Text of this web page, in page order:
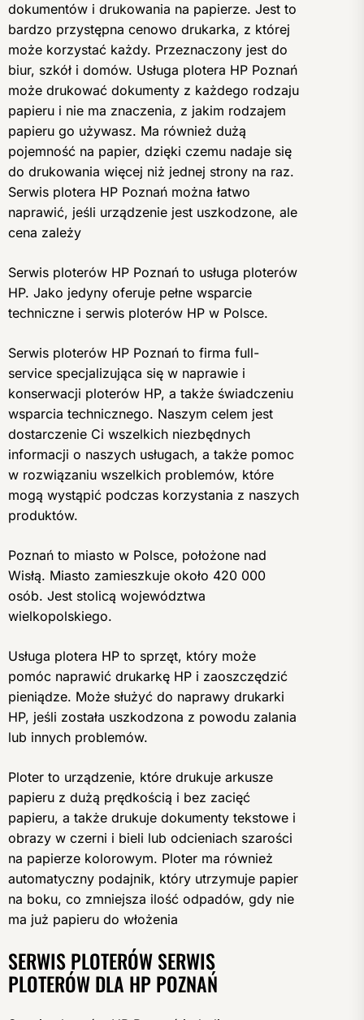
dokumentów i drukowania na papierze. Jest to
bardzo przystępna cenowo drukarka, z której
może korzystać każdy. Przeznaczony jest do
biur, szkół i domów. Usługa plotera HP Poznań
może drukować dokumenty z każdego rodzaju
papieru i nie ma znaczenia, z jakim rodzajem
papieru go używasz. Ma również dużą
pojemność na papier, dzięki czemu nadaje się
do drukowania więcej niż jednej strony na raz.
Serwis plotera HP Poznań można łatwo
naprawić, jeśli urządzenie jest uszkodzone, ale
cena zależy
Serwis ploterów HP Poznań to usługa ploterów
HP. Jako jedyny oferuje pełne wsparcie
techniczne i serwis ploterów HP w Polsce.
Serwis ploterów HP Poznań to firma full-
service specjalizująca się w naprawie i
konserwacji ploterów HP, a także świadczeniu
wsparcia technicznego. Naszym celem jest
dostarczenie Ci wszelkich niezbędnych
informacji o naszych usługach, a także pomoc
w rozwiązaniu wszelkich problemów, które
mogą wystąpić podczas korzystania z naszych
produktów.
Poznań to miasto w Polsce, położone nad
Wisłą. Miasto zamieszkuje około 420 000
osób. Jest stolicą województwa
wielkopolskiego.
Usługa plotera HP to sprzęt, który może
pomóc naprawić drukarkę HP i zaoszczędzić
pieniądze. Może służyć do naprawy drukarki
HP, jeśli została uszkodzona z powodu zalania
lub innych problemów.
Ploter to urządzenie, które drukuje arkusze
papieru z dużą prędkością i bez zacięć
papieru, a także drukuje dokumenty tekstowe i
obrazy w czerni i bieli lub odcieniach szarości
na papierze kolorowym. Ploter ma również
automatyczny podajnik, który utrzymuje papier
na boku, co zmniejsza ilość odpadów, gdy nie
ma już papieru do włożenia
SERWIS PLOTERÓW SERWIS
PLOTERÓW DLA HP POZNAŃ